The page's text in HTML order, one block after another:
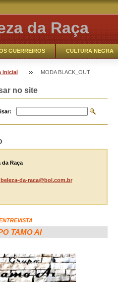
da Raça
GUERREIROS CULTURA NEGRA
ONLINE
inicial MODA BLACK_OUT
no site
da Raça
beleza-da-raca@bol.com.br
TAMO AI